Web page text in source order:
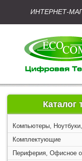
ИНТЕРНЕТ-
Каталог
Компьютеры,
Комплектующие
Периферия, Офисное